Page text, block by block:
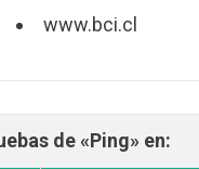
www.bci.cl
de «Ping» en: